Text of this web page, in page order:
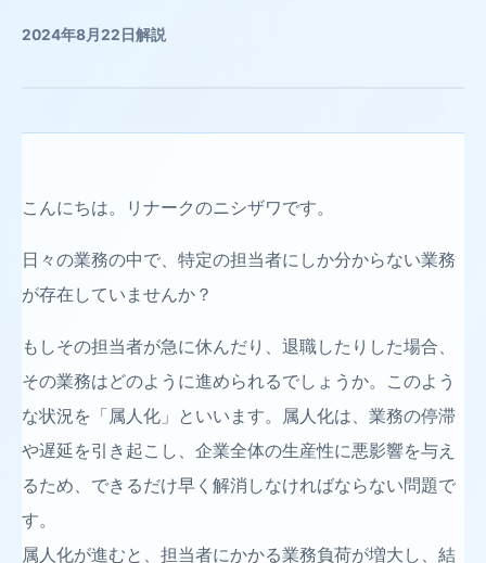
2024年8月22日解説
こんにちは。リナークのニシザワです。
日々の業務の中で、特定の担当者にしか分からない業務
が存在していませんか？
もしその担当者が急に休んだり、退職したりした場合、
その業務はどのように進められるでしょうか。このよう
な状況を「属人化」といいます。属人化は、業務の停滞
や遅延を引き起こし、企業全体の生産性に悪影響を与え
るため、できるだけ早く解消しなければならない問題で
す。
属人化が進むと、担当者にかかる業務負荷が増大し、結